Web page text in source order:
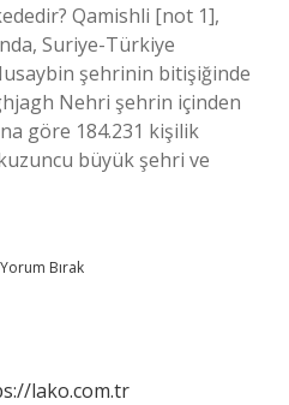
Qamishli [not 1],
Suriye-Türkiye
şehrinin bitişiğinde
Nehri şehrin içinden
göre 184.231 kişilik
büyük şehri ve
Yorum Bırak
lako.com.tr